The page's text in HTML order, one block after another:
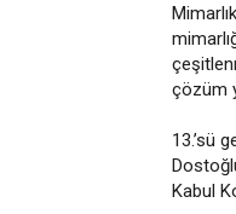
çözüm
13.’sü
Kabul